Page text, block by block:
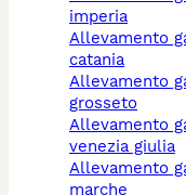
imperia
allevamento gatti
catania
allevamento gatti
grosseto
allevamento gatti friuli
venezia giulia
allevamento gatti
marche